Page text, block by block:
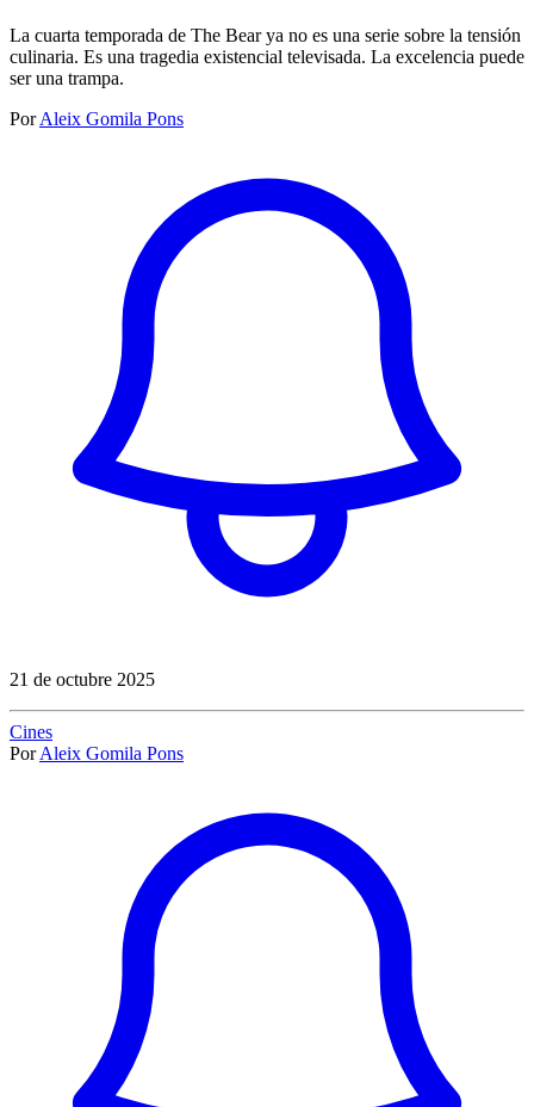
La cuarta temporada de The Bear ya no es una serie sobre la tensión
culinaria. Es una tragedia existencial televisada. La excelencia puede
ser una trampa.
Por Aleix Gomila Pons
21 de octubre 2025
Cines
Por Aleix Gomila Pons